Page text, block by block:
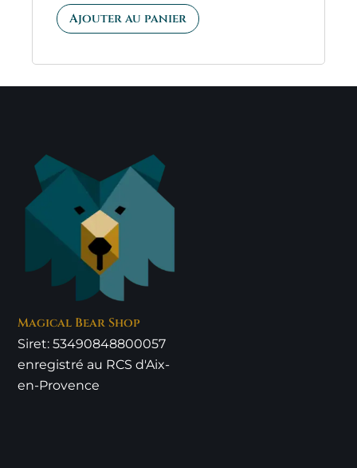
sur 5
Ajouter au panier
Magical Bear Shop
Siret: 53490848800057
enregistré au RCS d'Aix-
en-Provence